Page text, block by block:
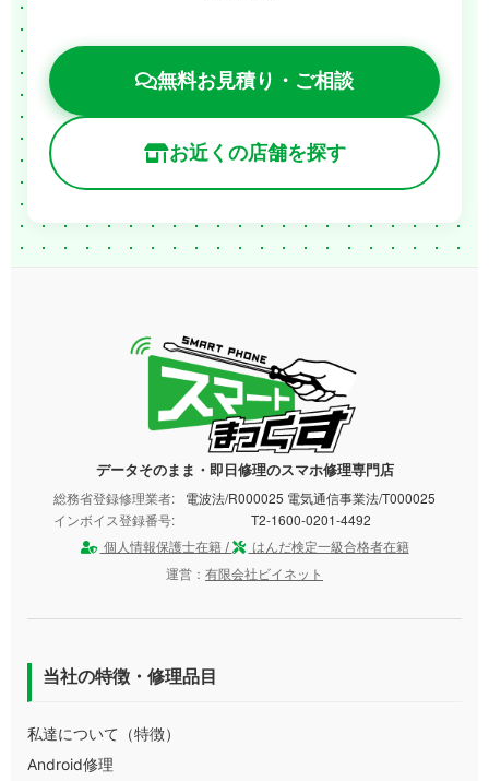
無料お見積り・ご相談
お近くの店舗を探す
データそのまま・即日修理のスマホ修理専門店
総務省登録修理業者:
電波法/R000025 電気通信事業法/T000025
インボイス登録番号:
T2-1600-0201-4492
個人情報保護士在籍 /
はんだ検定一級合格者在籍
運営： 有限会社ビイネット
当社の特徴・修理品目
私達について（特徴）
Android修理